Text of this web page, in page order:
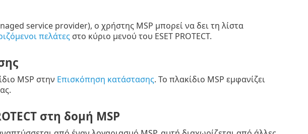
service provider), ο χρήστης MSP μπορεί να δει τη λίστα
πελάτεςστο κύριο μενού του ESET PROTECT.
MSP στην Επισκόπηση κατάστασης. Το πλακίδιο MSP εμφανίζει
στη δομή MSP